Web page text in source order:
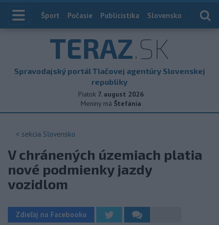
Index
Šport Počasie Publicistika Slovensko
TERAZ.SK
Spravodajský portál Tlačovej agentúry Slovenskej
republiky
Piatok 7. august 2026
Meniny má Štefánia
< sekcia Slovensko
V chránených územiach platia
nové podmienky jazdy
vozidlom
Zdieľaj na Facebooku